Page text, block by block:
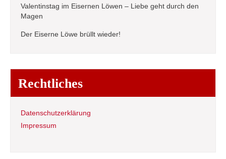
Valentinstag im Eisernen Löwen – Liebe geht durch den
Magen
Der Eiserne Löwe brüllt wieder!
Rechtliches
Datenschutzerklärung
Impressum